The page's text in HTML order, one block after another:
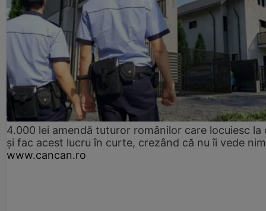
4.000 lei amendă tuturor românilor care locuiesc la
și fac acest lucru în curte, crezând că nu îi vede
www.cancan.ro